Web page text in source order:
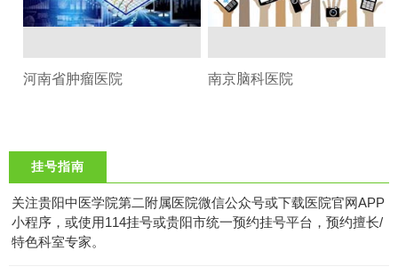
河南省肿瘤医院 南京脑科医院
挂号指南
关注贵阳中医学院第二附属医院微信公众号或下载医院官网APP
小程序，或使用114挂号或贵阳市统一预约挂号平台，预约擅长/
特色科室专家。